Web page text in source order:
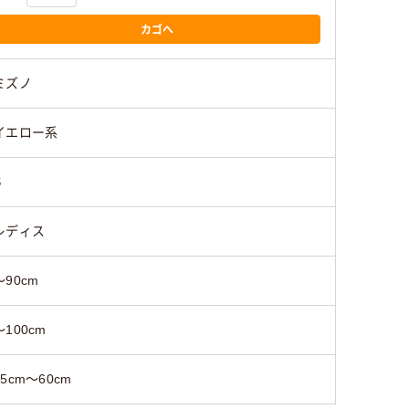
カゴへ
ズノ
エロー系
ディス
90cm
100cm
～60cm